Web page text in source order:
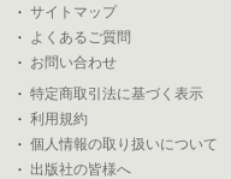
サイトマップ
よくあるご質問
お問い合わせ
特定商取引法に基づく表示
利用規約
個人情報の取り扱いについて
出版社の皆様へ